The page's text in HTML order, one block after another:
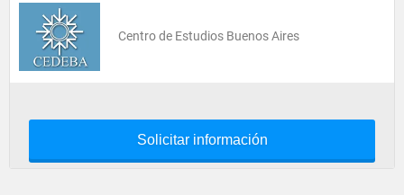
Centro de Estudios Buenos Aires
Solicitar información